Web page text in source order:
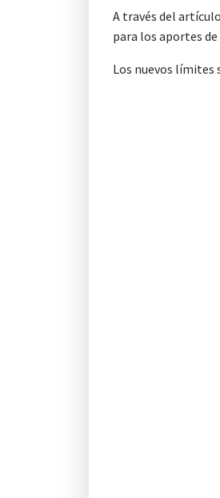
A través del
para los aportes
Los nuevos límites